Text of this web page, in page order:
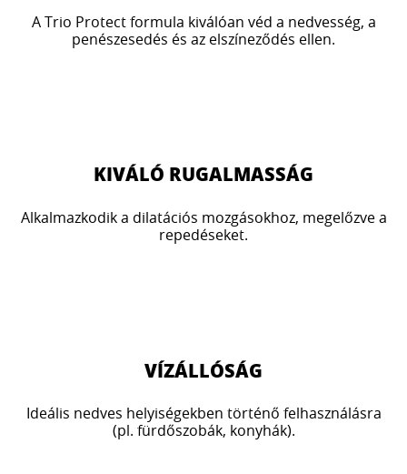
A Trio Protect formula kiválóan véd a nedvesség, a
penészesedés és az elszíneződés ellen.
KIVÁLÓ RUGALMASSÁG
Alkalmazkodik a dilatációs mozgásokhoz, megelőzve a
repedéseket.
VÍZÁLLÓSÁG
Ideális nedves helyiségekben történő felhasználásra
(pl. fürdőszobák, konyhák).